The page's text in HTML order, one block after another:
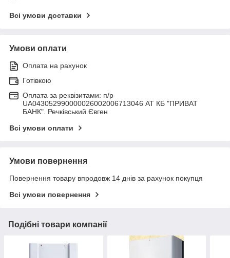
Всі умови доставки
Умови оплати
Оплата на рахунок
Готівкою
Оплата за реквізитами: п/р
UA043052990000026002006713046 АТ КБ "ПРИВАТ
БАНК". Речківський Євген
Всі умови оплати
Умови повернення
Повернення товару впродовж 14 днів за рахунок покупця
Всі умови повернення
Подібні товари компанії